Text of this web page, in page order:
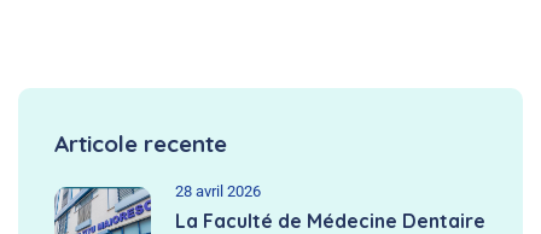
Articole recente
28 avril 2026
La Faculté de Médecine Dentaire